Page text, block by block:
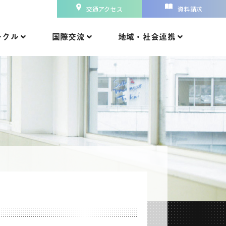
交通アクセス 資料請求
ル 国際交流 地域・社会連携